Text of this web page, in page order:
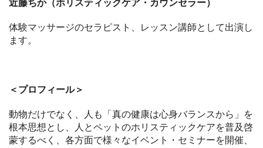
近藤ちか（ホリスティックケア・カウンセラー）
体験マッサージのセラピスト、レッスン講師として出演し
ます。
＜プロフィール＞
動物だけでなく、人も「真の健康は心身バランスから」を
根本思想とし、人とペットのホリスティックケアを普及啓
蒙するべく、各方面で様々なイベント・セミナーを開催、